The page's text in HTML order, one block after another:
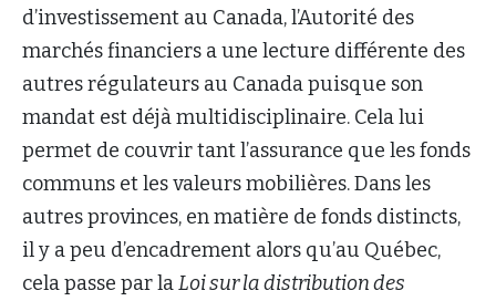
d’investissement au Canada, l’Autorité des
marchés financiers a une lecture différente des
autres régulateurs au Canada puisque son
mandat est déjà multidisciplinaire. Cela lui
permet de couvrir tant l’assurance que les fonds
communs et les valeurs mobilières. Dans les
autres provinces, en matière de fonds distincts,
il y a peu d’encadrement alors qu’au Québec,
cela passe par laLoi sur la distribution des